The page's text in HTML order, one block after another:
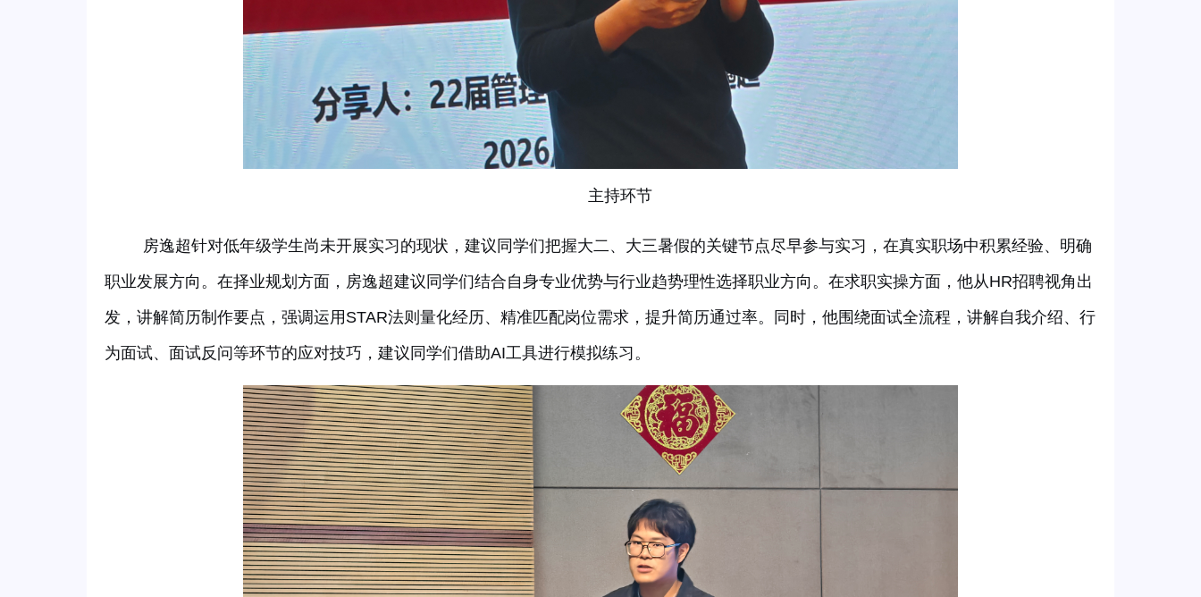
主持环节
房逸超针对低年级学生尚未开展实习的现状，建议同学们把握大二、大三暑假的关键节点尽早参与实习，在真实职场中积累经验、明确
职业发展方向。在择业规划方面，房逸超建议同学们结合自身专业优势与行业趋势理性选择职业方向。在求职实操方面，他从HR招聘视角出
发，讲解简历制作要点，强调运用 STAR法则量化经历、精准匹配岗位需求，提升简历通过率。同时，他围绕面试全流程，讲解自我介绍、行
为面试、面试反问等环节的应对技巧，建议同学们借助AI工具进行模拟练习。